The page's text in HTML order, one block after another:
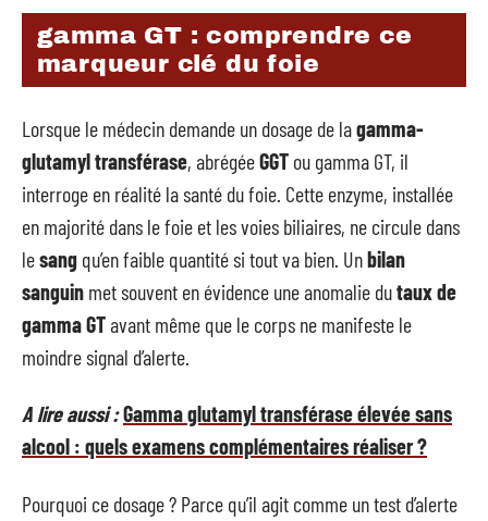
gamma GT : comprendre ce
marqueur clé du foie
Lorsque le médecin demande un dosage de lagamma-
glutamyl transférase, abrégéeGGT ou gamma GT, il
interroge en réalité la santé du foie. Cette enzyme, installée
en majorité dans le foie et les voies biliaires, ne circule dans
lesang qu’en faible quantité si tout va bien. Unbilan
sanguin met souvent en évidence une anomalie dutaux de
gamma GTavant même que le corps ne manifeste le
moindre signal d’alerte.
A lire aussi :Gamma glutamyl transférase élevée sans
alcool : quels examens complémentaires réaliser ?
Pourquoi ce dosage ? Parce qu’il agit comme un test d’alerte